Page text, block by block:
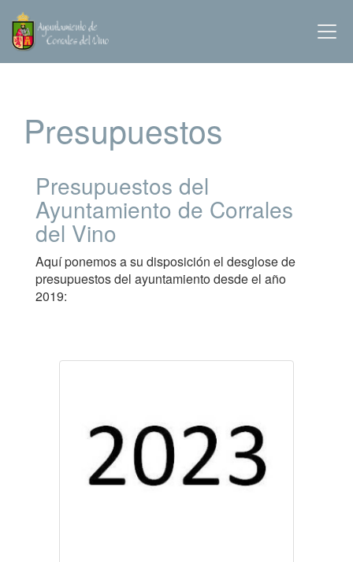
Presupuestos
Presupuestos del
Ayuntamiento de Corrales
del Vino
Aquí ponemos a su disposición el desglose de
presupuestos del ayuntamiento desde el año
2019: